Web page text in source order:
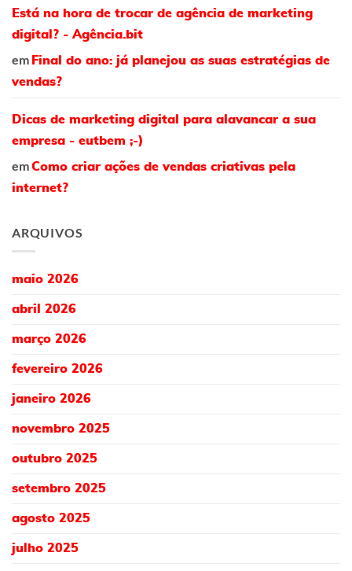
Está na hora de trocar de agência de marketing
digital? - Agência.bit
em Final do ano: já planejou as suas estratégias de
vendas?
Dicas de marketing digital para alavancar a sua
empresa - eutbem ;-)
emComo criar ações de vendas criativas pela
internet?
ARQUIVOS
maio 2026
abril 2026
março 2026
fevereiro 2026
janeiro 2026
novembro 2025
outubro 2025
setembro 2025
agosto 2025
julho 2025